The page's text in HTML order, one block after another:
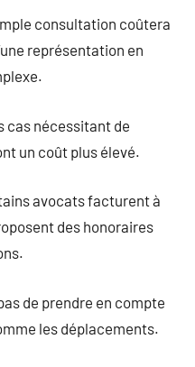
consultation coûtera
représentation en
cas nécessitant de
un coût plus élevé.
avocats facturent à
des honoraires
de prendre en compte
les déplacements.